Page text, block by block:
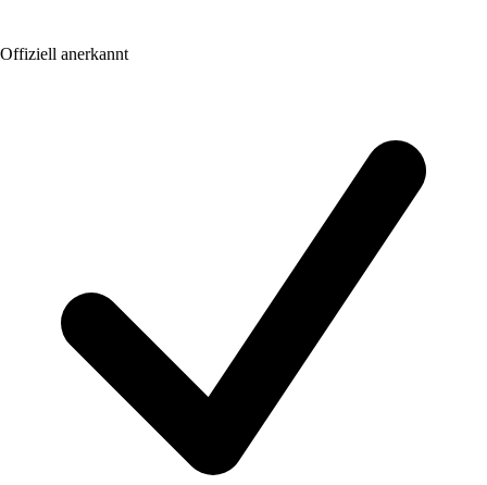
Offiziell anerkannt